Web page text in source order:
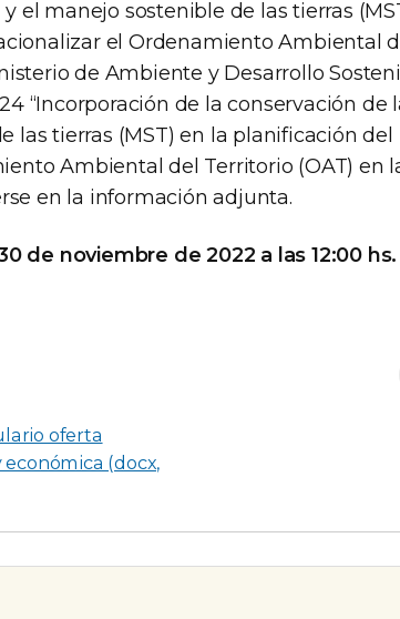
el manejo sostenible de las tierras
el Ordenamiento Ambiental
de Ambiente y Desarrollo
“Incorporación de la conservación de
las tierras (MST) en la planificación del
Ambiental del Territorio (OAT) en
en la información adjunta.
de noviembre de 2022 a las 12:00 hs.
oferta
económica (docx,